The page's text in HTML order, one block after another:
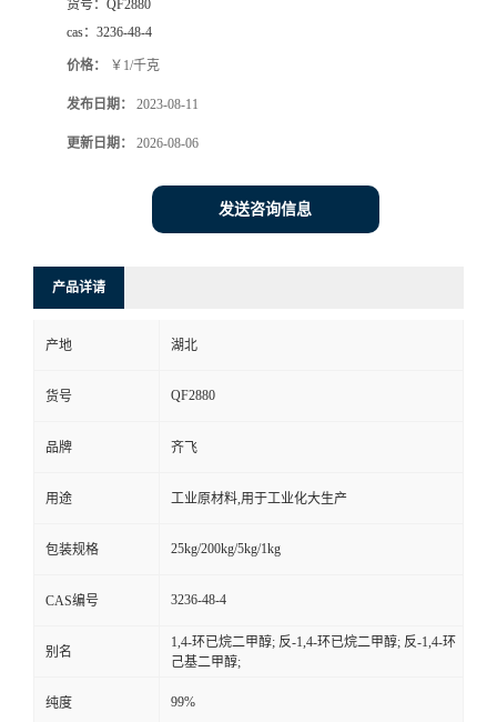
货号： QF2880
cas： 3236-48-4
价格： ￥1/千克
发布日期： 2023-08-11
更新日期： 2026-08-06
发送咨询信息
产品详请
产地 湖北
货号 QF2880
品牌 齐飞
用途 工业原材料,用于工业化大生产
包装规格 25kg/200kg/5kg/1kg
CAS编号 3236-48-4
别名
1,4-环已烷二甲醇; 反-1,4-环已烷二甲醇; 反-1,4-环
己基二甲醇;
纯度 99%